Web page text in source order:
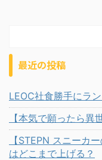
最近の投稿
LEOC社食勝手にラ
【本気で願ったら異
【STEPN スニーカ
はどこまで上げる？